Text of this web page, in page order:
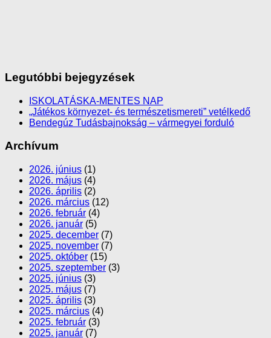
Legutóbbi bejegyzések
ISKOLATÁSKA-MENTES NAP
„Játékos környezet- és természetismereti” vetélkedő
Bendegúz Tudásbajnokság – vármegyei forduló
Archívum
2026. június (1)
2026. május (4)
2026. április (2)
2026. március (12)
2026. február (4)
2026. január (5)
2025. december (7)
2025. november (7)
2025. október (15)
2025. szeptember (3)
2025. június (3)
2025. május (7)
2025. április (3)
2025. március (4)
2025. február (3)
2025. január (7)